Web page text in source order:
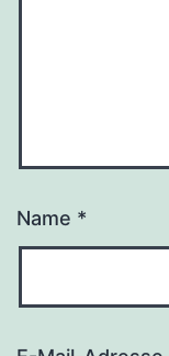
Name *